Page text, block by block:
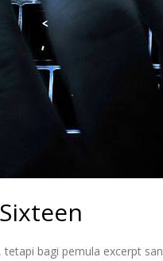
bagi pemula excerpt